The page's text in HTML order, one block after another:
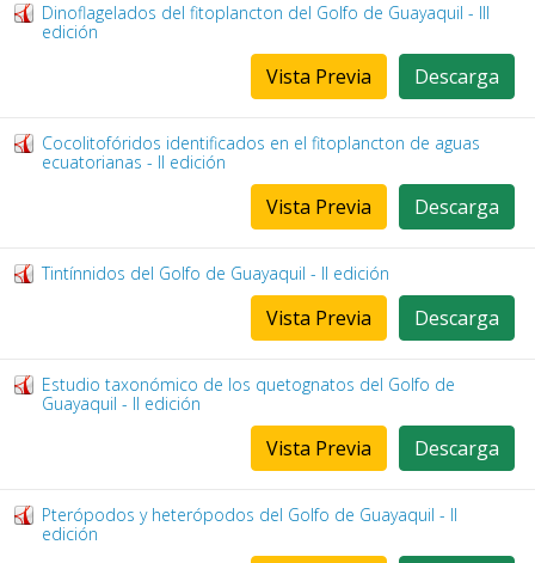
Dinoflagelados del fitoplancton del Golfo de Guayaquil - III
edición
Descarga
Vista Previa
Cocolitofóridos identificados en el fitoplancton de aguas
ecuatorianas - II edición
Descarga
Vista Previa
Tintínnidos del Golfo de Guayaquil - II edición
Descarga
Vista Previa
Estudio taxonómico de los quetognatos del Golfo de
Guayaquil - II edición
Descarga
Vista Previa
Pterópodos y heterópodos del Golfo de Guayaquil - II
edición